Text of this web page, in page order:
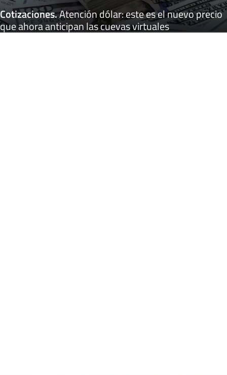
Cotizaciones.Atención dólar: este es el nuevo precio
que ahora anticipan las cuevas virtuales